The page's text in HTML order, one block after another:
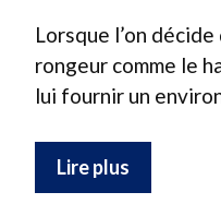
Lorsque l’on
rongeur comme le
lui fournir un
Lire plus